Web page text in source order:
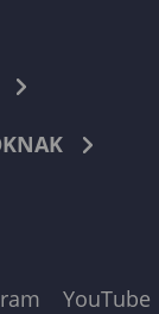
YouTube